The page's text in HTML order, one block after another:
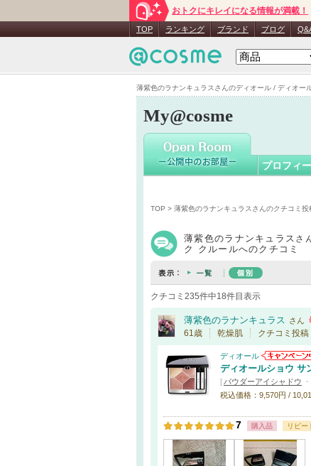
薄紫色のラナンキュラスさんのディオール / ディオー
おトクにキレイになる情報が満載！
TOP ランキング ブランド ブログ
My@cosme
薄紫色の
プロフィ
TOP > 薄紫色のラナンキュラスさんのクチコミ投
薄紫色のラナンキュラス さ
ク クルールへのクチコミ
クチコミ235件中18件目表示
薄紫色のラナンキュラス さん
61歳 乾燥肌 クチコミ投稿
ディオール
ディオールショウ サ
[ パウダーアイシャドウ ・
税込価格：9,570円 /
7 購入品 リピー